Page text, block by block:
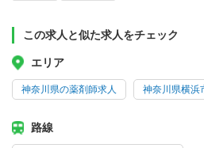
この求人と似た求人をチェック
エリア
神奈川県の薬剤師求人 神奈川県横浜
路線